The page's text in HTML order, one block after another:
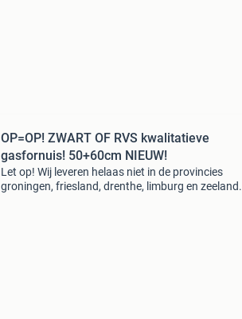
OP=OP! ZWART OF RVS kwalitatieve
gasfornuis! 50+60cm NIEUW!
Let op! Wij leveren helaas niet in de provincies
groningen, friesland, drenthe, limburg en zeeland.